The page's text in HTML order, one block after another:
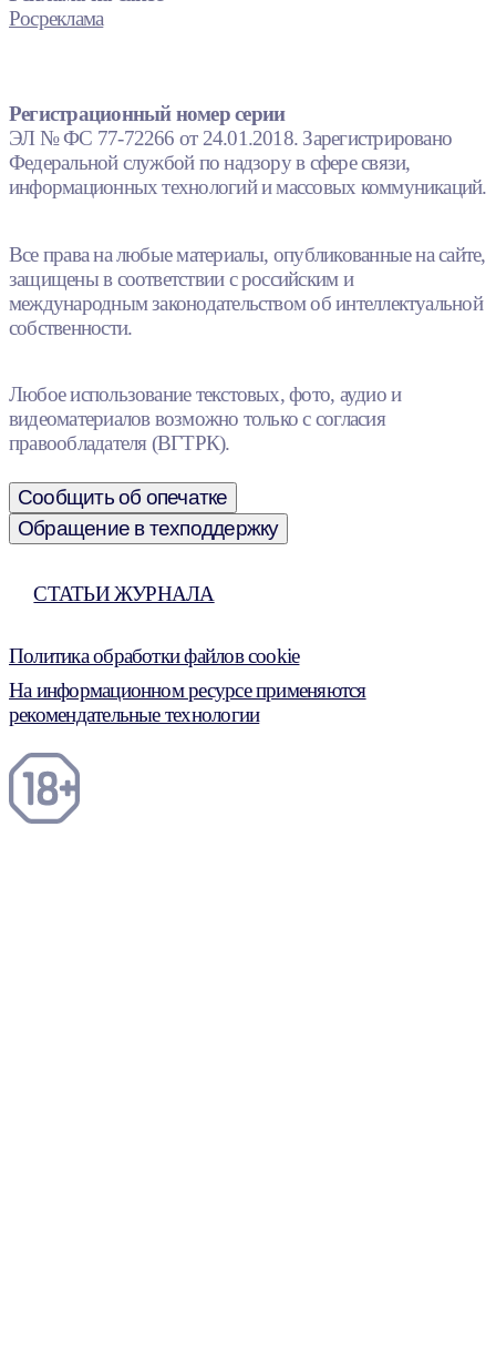
Росреклама
Регистрационный номер серии
ЭЛ № ФС 77-72266 от 24.01.2018. Зарегистрировано
Федеральной службой по надзору в сфере связи,
информационных технологий и массовых коммуникаций.
Все права на любые материалы, опубликованные на сайте,
защищены в соответствии с российским и
международным законодательством об интеллектуальной
собственности.
Любое использование текстовых, фото, аудио и
видеоматериалов возможно только с согласия
правообладателя (ВГТРК).
Сообщить об опечатке
Обращение в техподдержку
СТАТЬИ ЖУРНАЛА
Политика обработки файлов cookie
На информационном ресурсе применяются
рекомендательные технологии